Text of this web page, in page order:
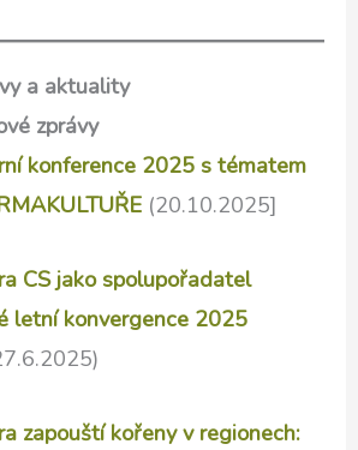
a aktuality
zprávy
konference 2025 s tématem
(20.10.2025]
CS jako spolupořadatel
letní konvergence 2025
zapouští kořeny v regionech: